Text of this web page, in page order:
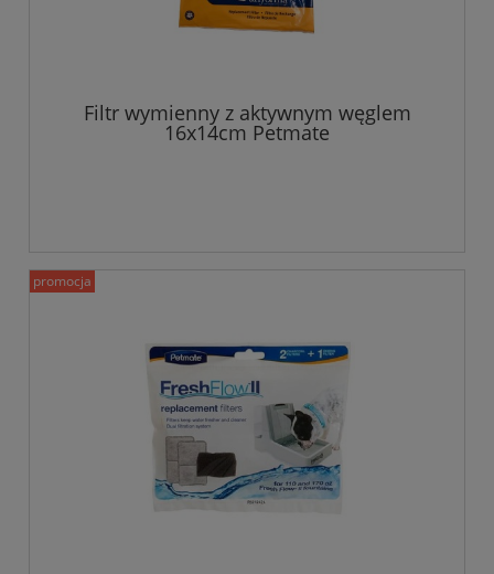
Filtr wymienny z aktywnym węglem
16x14cm Petmate
promocja